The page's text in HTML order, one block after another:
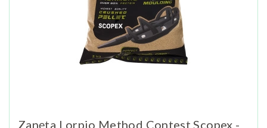
Zanęta Lorpio Method Contest Scopex -